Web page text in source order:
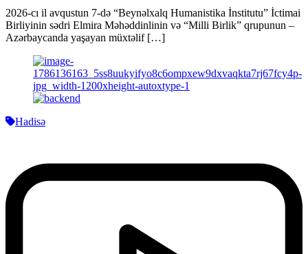
2026-cı il avqustun 7-də “Beynəlxalq Humanistika İnstitutu” İctimai
Birliyinin sədri Elmira Məhəddinlinin və “Milli Birlik” qrupunun –
Azərbaycanda yaşayan müxtəlif […]
Hadisə